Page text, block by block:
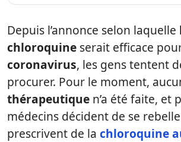
Depuis l’annonce selon laquelle
chloroquine serait efficace
coronavirus, les gens tentent
procurer. Pour le moment,
thérapeutique n’a été faite, et
médecins décident de se
prescrivent de la chloroquine